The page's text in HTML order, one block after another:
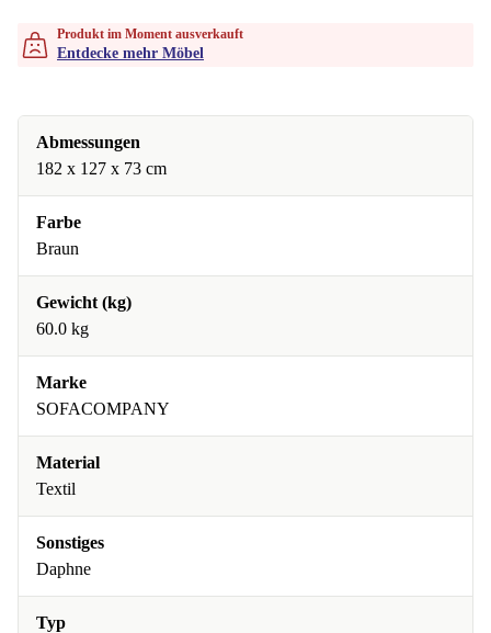
Produkt im Moment ausverkauft
Entdecke mehr Möbel
Abmessungen
182 x 127 x 73 cm
Farbe
Braun
Gewicht (kg)
60.0 kg
Marke
SOFACOMPANY
Material
Textil
Sonstiges
Daphne
Typ